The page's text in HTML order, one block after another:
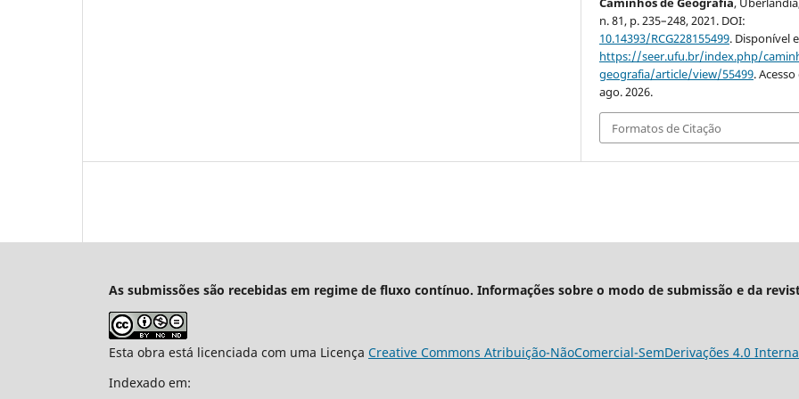
n. 81, p. 235–248, 2021. DOI:
10.14393/RCG228155499. Disponível
https://seer.ufu.br/index.php/
geografia/article/view/55499.
ago. 2026.
Formatos de Citação
As submissões são recebidas em regime de fluxo contínuo. Informações sobre o modo de submissão e da
Esta obra está licenciada com uma Licença Creative Commons Atribuição-NãoComercial-SemDerivações 4.0
Indexado em: